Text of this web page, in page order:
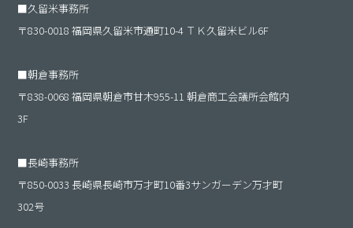
■久留米事務所
〒830-0018 福岡県久留米市通町10-4 ＴＫ久留米ビル6F
■朝倉事務所
〒838-0068 福岡県朝倉市甘木955-11 朝倉商工会議所会館内
3F
■長崎事務所
〒850-0033 長崎県長崎市万才町10番3サンガーデン万才町
302号